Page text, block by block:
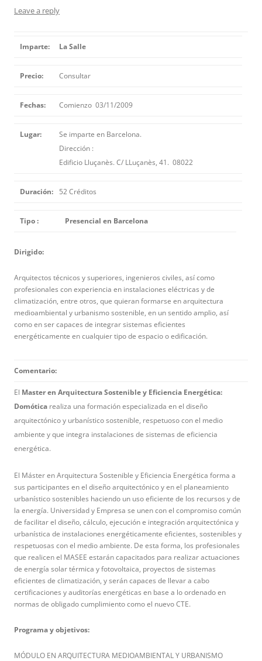
Leave a reply
Imparte: La Salle
Precio: Consultar
Fechas: Comienzo 03/11/2009
Lugar:
Se imparte en Barcelona.
Dirección :
Edificio Lluçanès. C/ LLuçanès, 41. 08022
Duración: 52 Créditos
Tipo : Presencial en Barcelona
Dirigido:
Arquitectos técnicos y superiores, ingenieros civiles, así como
profesionales con experiencia en instalaciones eléctricas y de
climatización, entre otros, que quieran formarse en arquitectura
medioambiental y urbanismo sostenible, en un sentido amplio, así
como en ser capaces de integrar sistemas eficientes
energéticamente en cualquier tipo de espacio o edificación.
Comentario:
El Master en Arquitectura Sostenible y Eficiencia Energética:
Domótica realiza una formación especializada en el diseño
arquitectónico y urbanístico sostenible, respetuoso con el medio
ambiente y que integra instalaciones de sistemas de eficiencia
energética.
El Máster en Arquitectura Sostenible y Eficiencia Energética forma a
sus participantes en el diseño arquitectónico y en el planeamiento
urbanístico sostenibles haciendo un uso eficiente de los recursos y de
la energía. Universidad y Empresa se unen con el compromiso común
de facilitar el diseño, cálculo, ejecución e integración arquitectónica y
urbanística de instalaciones energéticamente eficientes, sostenibles y
respetuosas con el medio ambiente. De esta forma, los profesionales
que realicen el MASEE estarán capacitados para realizar actuaciones
de energía solar térmica y fotovoltaica, proyectos de sistemas
eficientes de climatización, y serán capaces de llevar a cabo
certificaciones y auditorías energéticas en base a lo ordenado en
normas de obligado cumplimiento como el nuevo CTE.
Programa y objetivos:
MÓDULO EN ARQUITECTURA MEDIOAMBIENTAL Y URBANISMO